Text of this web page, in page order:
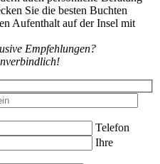
Sie die besten Buchten
Aufenthalt auf der Insel mit
Empfehlungen?
Telefon
Ihre